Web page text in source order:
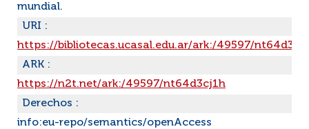
mundial.
URI :
https://bibliotecas.ucasal.edu.ar/ark:/49597/
ARK :
https://n2t.net/ark:/49597/nt64d3cj1h
Derechos :
info:eu-repo/semantics/openAccess